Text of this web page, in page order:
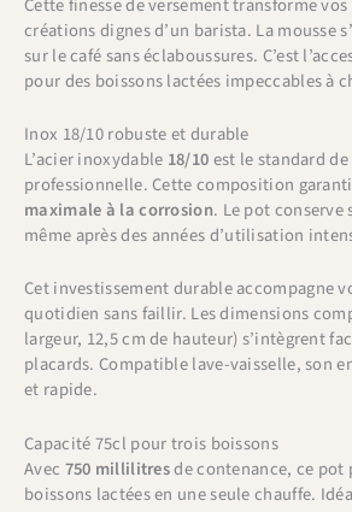
Cette finesse de versement transforme
créations dignes d’un barista. La mousse
sur le café sans éclaboussures. C’est
pour des boissons lactées impeccables à
Inox 18/10 robuste et durable
L’acier inoxydable 18/10est le standard
professionnelle. Cette composition
maximale à la corrosion. Le pot conserve
même après des années d’utilisation
Cet investissement durable accompagne
quotidien sans faillir. Les dimensions
largeur, 12,5 cm de hauteur) s’intègrent
placards. Compatible lave-vaisselle, son
et rapide.
Capacité 75cl pour trois boissons
Avec 750 millilitresde contenance, ce pot
boissons lactées en une seule chauffe.